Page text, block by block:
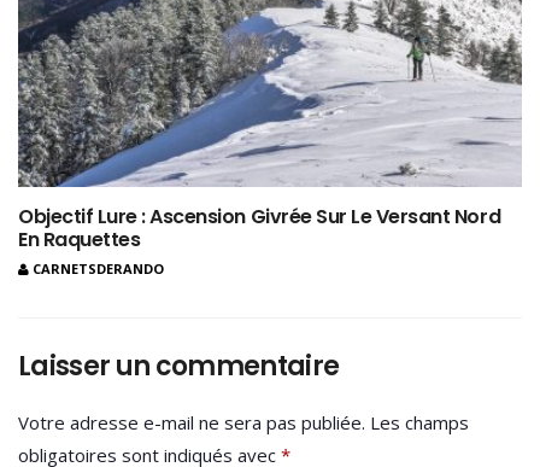
Objectif Lure : Ascension Givrée Sur Le Versant Nord
En Raquettes
CARNETSDERANDO
Laisser un commentaire
Votre adresse e-mail ne sera pas publiée. Les champs
obligatoires sont indiqués avec *